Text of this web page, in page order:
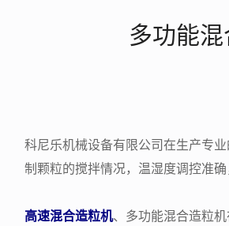
多功能
科尼乐机械设备有限公司在生产专
制颗粒的搅拌情况，温湿度调控准
高速混合造粒机、多功能混合造粒